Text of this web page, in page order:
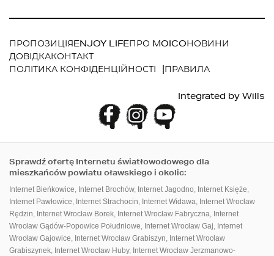
ПАНЕЛЬ КЛІЄНТА ДЛЯ ЗАВАНТАЖЕННЯ
ПРОПОЗИЦІЯENJOY LIFEПРО MOICOНОВИНИ
ДОВІДКАКОНТАКТ
ПОЛІТИКА КОНФІДЕНЦІЙНОСТІ
ПРАВИЛА
Integrated by Wills
Sprawdź ofertę Internetu światłowodowego dla
mieszkańców powiatu oławskiego i okolic:
Internet Bieńkowice, Internet Brochów, Internet Jagodno, Internet Księże,
Internet Pawłowice, Internet Strachocin, Internet Widawa, Internet Wrocław
Rędzin, Internet Wrocław Borek, Internet Wrocław Fabryczna, Internet
Wrocław Gądów-Popowice Południowe, Internet Wrocław Gaj, Internet
Wrocław Gajowice, Internet Wrocław Grabiszyn, Internet Wrocław
Grabiszynek, Internet Wrocław Huby, Internet Wrocław Jerzmanowo-